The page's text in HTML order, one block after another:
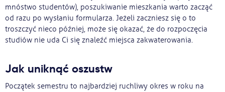
mnóstwo studentów), poszukiwanie mieszkania warto zacząć
od razu po wysłaniu formularza. Jeżeli zaczniesz się o to
troszczyć nieco później, może się okazać, że do rozpoczęcia
studiów nie uda Ci się znaleźć miejsca zakwaterowania.
Jak uniknąć oszustw
Początek semestru to najbardziej ruchliwy okres w roku na